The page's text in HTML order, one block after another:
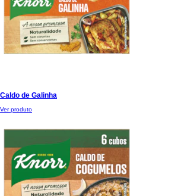
Caldo de Galinha
Ver produto